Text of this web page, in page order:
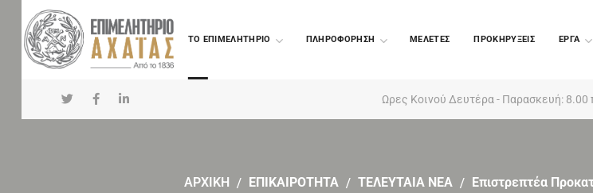
TO ΕΠΙΜΕΛΗΤΗΡΙΟ ΠΛΗΡΟΦΟΡΗΣΗ ΜΕΛΕΤΕΣ ΠΡΟΚΗΡΥΞΕΙΣ EΡΓΑ
Ωρες Κοινού Δευτέρα - Παρασκευή: 8.00
ΑΡΧΙΚΗ ΕΠΙΚΑΙΡΟΤΗΤΑ ΤΕΛΕΥΤΑΙΑ ΝΕΑ Επιστρεπτέα